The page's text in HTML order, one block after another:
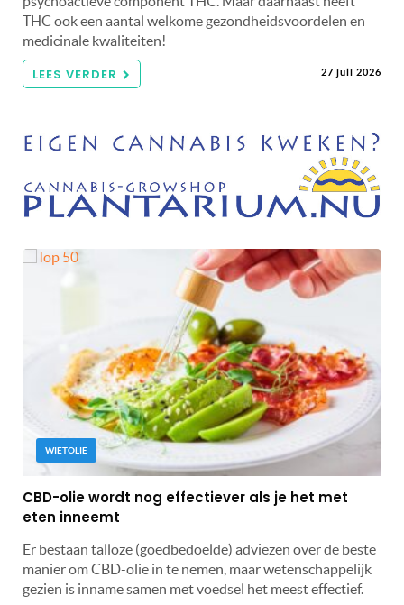
THC ook een aantal welkome gezondheidsvoordelen en
medicinale kwaliteiten!
LEES VERDER 27 juli 2026
WIETOLIE
CBD-olie wordt nog effectiever als je het met
eten inneemt
Er bestaan talloze (goedbedoelde) adviezen over de beste
manier om CBD-olie in te nemen, maar wetenschappelijk
gezien is inname samen met voedsel het meest effectief.